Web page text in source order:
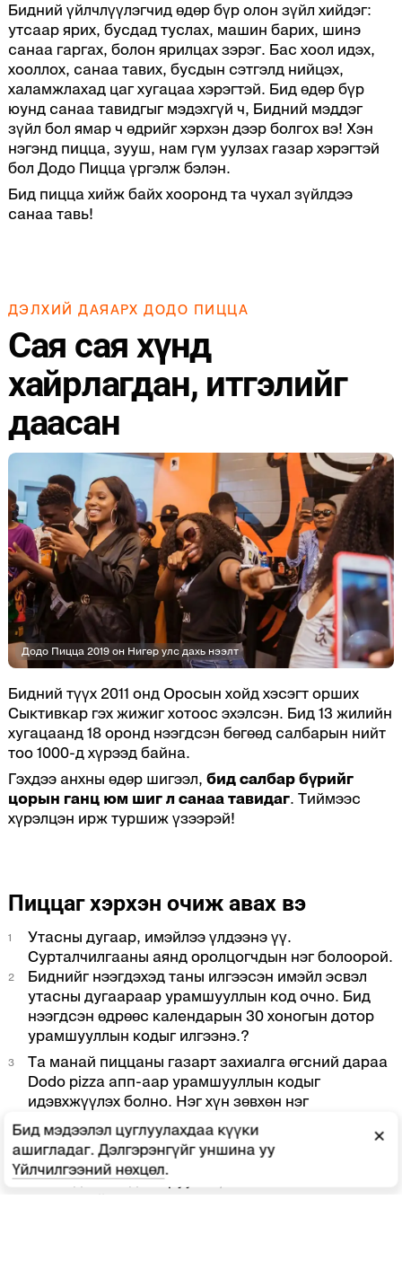
Бид мэдээлэл цуглуулахдаа күүки
ашигладаг. Дэлгэрэнгүйг уншина уу
Үйлчилгээний нөхцөл.
×
Бидний үйлчлүүлэгчид өдөр бүр олон зүйл хийдэг:
утсаар ярих, бусдад туслах, машин барих, шинэ
санаа гаргах, болон ярилцах зэрэг. Бас хоол идэх,
хооллох, санаа тавих, бусдын сэтгэлд нийцэх,
халамжлахад цаг хугацаа хэрэгтэй. Бид өдөр бүр
юунд санаа тавидгыг мэдэхгүй ч, Бидний мэддэг
зүйл бол ямар ч өдрийг хэрхэн дээр болгох вэ! Хэн
нэгэнд пицца, зууш, нам гүм уулзах газар хэрэгтэй
бол Додо Пицца үргэлж бэлэн.
Бид пицца хийж байх хооронд та чухал зүйлдээ
санаа тавь!
ДЭЛХИЙ ДАЯАРХ ДОДО ПИЦЦА
Сая сая хүнд
хайрлагдан, итгэлийг
даасан
Додо Пицца 2019 он Нигер улс дахь нээлт
Бидний түүх 2011 онд Оросын хойд хэсэгт орших
Сыктивкар гэх жижиг хотоос эхэлсэн. Бид 13 жилийн
хугацаанд 18 оронд нээгдсэн бөгөөд салбарын нийт
тоо 1000-д хүрээд байна.
Гэхдээ анхны өдөр шигээл, бид салбар бүрийг
цорын ганц юм шиг л санаа тавидаг. Тиймээс
хүрэлцэн ирж туршиж үзээрэй!
Пиццаг хэрхэн очиж авах вэ
Утасны дугаар, имэйлээ үлдээнэ үү.
Сурталчилгааны аянд оролцогчдын нэг болоорой.
Биднийг нээгдэхэд таны илгээсэн имэйл эсвэл
утасны дугаараар урамшууллын код очно. Бид
нээгдсэн өдрөөс календарын 30 хоногын дотор
урамшууллын кодыг илгээнэ.?
Та манай пиццаны газарт захиалга өгсний дараа
Dodo pizza апп-аар урамшууллын кодыг
идэвхжүүлэх болно. Нэг хүн зөвхөн нэг
Утасны дугаараараа аппликейшнд нэвтрэн,
урамшууллын пиццаг сагсанд хийгээд танд
илгээгдсэн кодыг оруулан, очиж авахыг
сонгоорой. Зөвхөн урамшууллын пицца г